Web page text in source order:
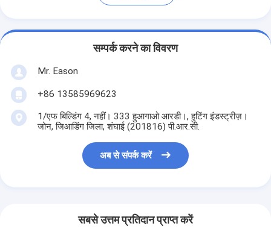
सम्पर्क करने का विवरण
Mr. Eason
+86 13585969623
1/एफ बिल्डिंग 4, नहीं। 333 हुआगाओ आरडी।, हुटिंग इंडस्ट्रीज़।
जोन, जिआडिंग जिला, शंघाई (201816) पी.आर.सी.
अब से संपर्क करें
सबसे उत्तम प्रतिदान प्राप्त करें